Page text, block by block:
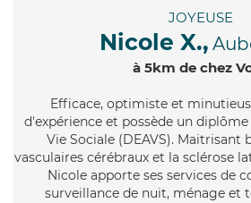
JOYEUSE
Nicole X.,
à 5km de chez
Efficace, optimiste et
d'expérience et possède un
Vie Sociale (DEAVS). Maitrisant
vasculaires cérébraux et la sclérose
Nicole apporte ses services de
surveillance de nuit, ménage et